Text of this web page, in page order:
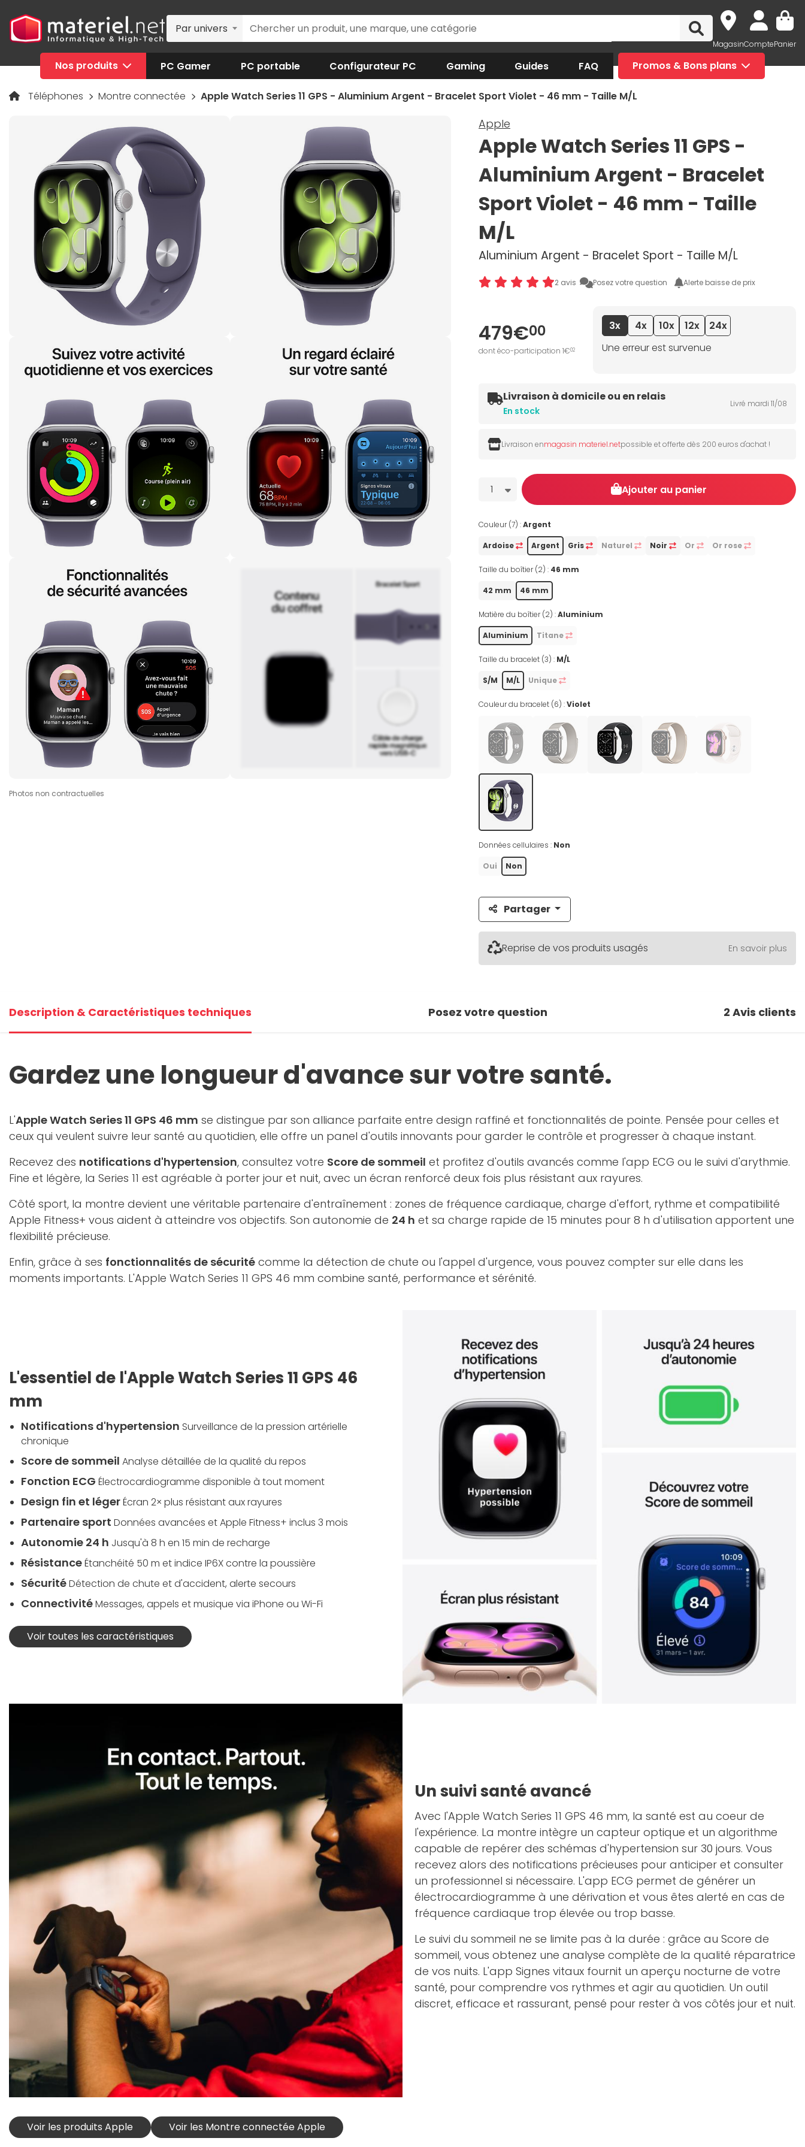
Par univers
MagasinComptePanier
Nos produits PC Gamer PC portable Configurateur PC Gaming Guides FAQ Promos & Bons plans
Téléphones Montre connectée Apple Watch Series 11 GPS - Aluminium Argent - Bracelet Sport Violet - 46 mm - Taille M/L
Photos non contractuelles
Apple
Apple Watch Series 11 GPS -
Aluminium Argent - Bracelet
Sport Violet - 46 mm - Taille
M/L
Aluminium Argent - Bracelet Sport - Taille M/L
2 avis Posez votre question Alerte baisse de prix
479€00
dont éco-participation 1€02
3x 4x 10x 12x
24x
Une erreur est survenue
Livraison à domicile ou en relais
En stock
Livré mardi 11/08
Livraison enmagasin materiel.netpossible et offerte dès 200 euros d'achat !
Quantité
1 Ajouter au panier
Couleur (7) :Argent
Ardoise Argent Gris Naturel Noir Or Or rose
Taille du boîtier (2) : 46 mm
42 mm 46 mm
Matière du boîtier (2) :Aluminium
Aluminium Titane
Taille du bracelet (3) : M/L
S/M M/L Unique
Couleur du bracelet (6) :Violet
Données cellulaires : Non
Oui Non
Partager
Reprise de vos produits usagés En savoir plus
Description & Caractéristiques techniques Posez votre question 2 Avis clients
Gardez une longueur d'avance sur votre santé.
L'Apple Watch Series 11 GPS 46 mm se distingue par son alliance parfaite entre design raffiné et fonctionnalités de pointe. Pensée pour celles et
ceux qui veulent suivre leur santé au quotidien, elle offre un panel d'outils innovants pour garder le contrôle et progresser à chaque instant.
Recevez des notifications d'hypertension, consultez votre Score de sommeil et profitez d'outils avancés comme l'app ECG ou le suivi d'arythmie.
Fine et légère, la Series 11 est agréable à porter jour et nuit, avec un écran renforcé deux fois plus résistant aux rayures.
Côté sport, la montre devient une véritable partenaire d'entraînement : zones de fréquence cardiaque, charge d'effort, rythme et compatibilité
Apple Fitness+ vous aident à atteindre vos objectifs. Son autonomie de 24 h et sa charge rapide de 15 minutes pour 8 h d'utilisation apportent une
flexibilité précieuse.
Enfin, grâce à ses fonctionnalités de sécurité comme la détection de chute ou l'appel d'urgence, vous pouvez compter sur elle dans les
moments importants. L'Apple Watch Series 11 GPS 46 mm combine santé, performance et sérénité.
L'essentiel de l'Apple Watch Series 11 GPS 46
mm
Notifications d'hypertension Surveillance de la pression artérielle
chronique
Score de sommeil Analyse détaillée de la qualité du repos
Fonction ECG Électrocardiogramme disponible à tout moment
Design fin et légerÉcran 2× plus résistant aux rayures
Partenaire sport Données avancées et Apple Fitness+ inclus 3 mois
Autonomie 24 h Jusqu'à 8 h en 15 min de recharge
RésistanceÉtanchéité 50 m et indice IP6X contre la poussière
SécuritéDétection de chute et d'accident, alerte secours
ConnectivitéMessages, appels et musique via iPhone ou Wi-Fi
Voir toutes les caractéristiques
Un suivi santé avancé
Avec l'Apple Watch Series 11 GPS 46 mm, la santé est au coeur de
l'expérience. La montre intègre un capteur optique et un algorithme
capable de repérer des schémas d'hypertension sur 30 jours. Vous
recevez alors des notifications précieuses pour anticiper et consulter
un professionnel si nécessaire. L'app ECG permet de générer un
électrocardiogramme à une dérivation et vous êtes alerté en cas de
fréquence cardiaque trop élevée ou trop basse.
Le suivi du sommeil ne se limite pas à la durée : grâce au Score de
sommeil, vous obtenez une analyse complète de la qualité réparatrice
de vos nuits. L'app Signes vitaux fournit un aperçu nocturne de votre
santé, pour comprendre vos rythmes et agir au quotidien. Un outil
discret, efficace et rassurant, pensé pour rester à vos côtés jour et nuit.
Voir les produits Apple Voir les Montre connectée Apple